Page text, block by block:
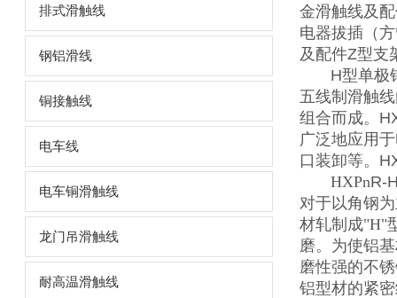
排式滑触线
钢铝滑线
铜接触线
电车线
电车铜滑触线
龙门吊滑触线
耐高温滑触线
金滑触线及
电器拔插（
及配件Z型支
H型单极铝
五线制滑触
组合而成。
广泛地应用
口装卸等。
HXPnR-
对于以角钢
材轧制成"H"
磨。为使铝
磨性强的不
铝型材的紧